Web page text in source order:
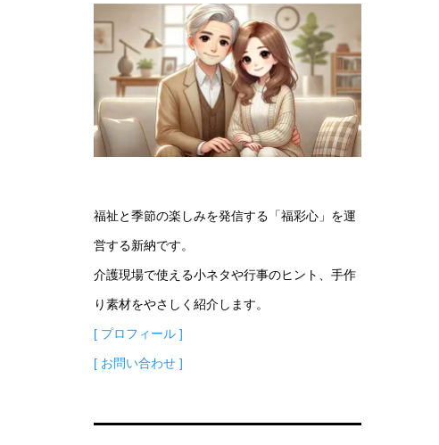
福祉と季節の楽しみを発信する「福彩心」を運
営する新納です。
介護現場で使える小ネタや行事のヒント、手作
り素材をやさしく紹介します。
[ プロフィール ]
[ お問い合わせ ]